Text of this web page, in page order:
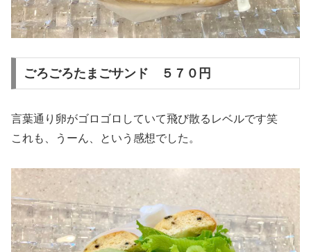
ごろごろたまごサンド ５７０円
言葉通り卵がゴロゴロしていて飛び散るレベルです笑
これも、うーん、という感想でした。